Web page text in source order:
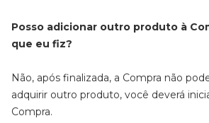
Posso adicionar outro produto à
que eu fiz?
Não, após finalizada, a Compra não
adquirir outro produto, você deverá
Compra.